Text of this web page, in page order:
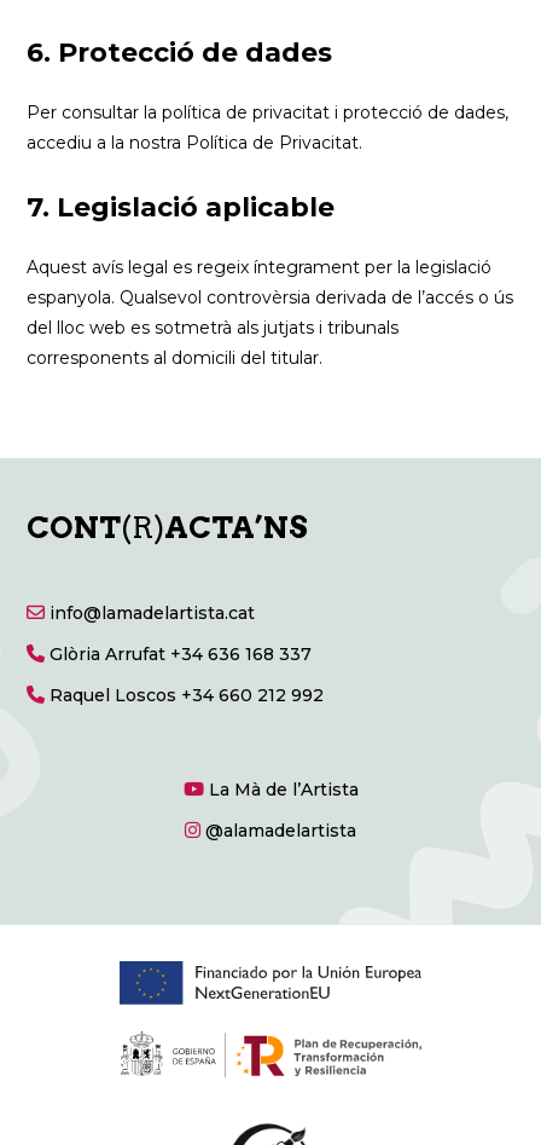
6. Protecció de dades
Per consultar la política de privacitat i protecció de dades,
accediu a la nostra Política de Privacitat.
7. Legislació aplicable
Aquest avís legal es regeix íntegrament per la legislació
espanyola. Qualsevol controvèrsia derivada de l’accés o ús
del lloc web es sotmetrà als jutjats i tribunals
corresponents al domicili del titular.
CONT(R)ACTA’NS
info@lamadelartista.cat
Glòria Arrufat +34 636 168 337
Raquel Loscos +34 660 212 992
La Mà de l’Artista
@alamadelartista